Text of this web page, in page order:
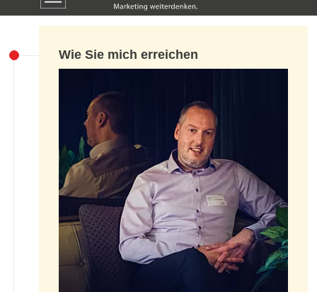
Wie Sie mich erreichen